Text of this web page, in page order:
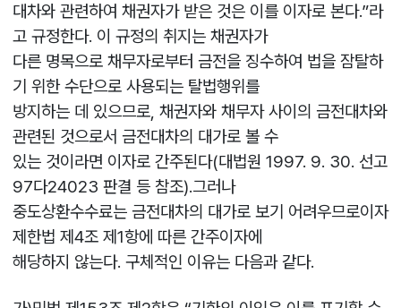
대차와 관련하여 채권자가 받은 것은 이를 이자로 본다.”라
고 규정한다. 이 규정의 취지는 채권자가
다른 명목으로 채무자로부터 금전을 징수하여 법을 잠탈하
기 위한 수단으로 사용되는 탈법행위를
방지하는 데 있으므로, 채권자와 채무자 사이의 금전대차와
관련된 것으로서 금전대차의 대가로 볼 수
있는 것이라면 이자로 간주된다(대법원 1997. 9. 30. 선고
97다24023 판결 등 참조).그러나
중도상환수수료는 금전대차의 대가로 보기 어려우므로이자
제한법 제4조 제1항에 따른 간주이자에
해당하지 않는다. 구체적인 이유는 다음과 같다.